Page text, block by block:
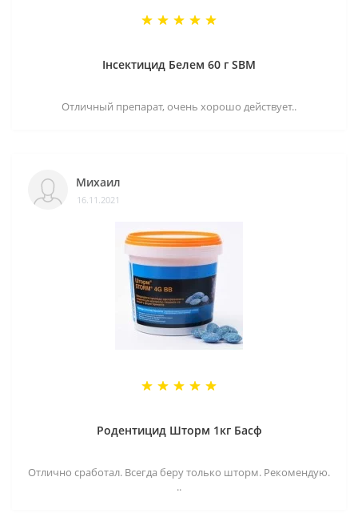
Інсектицид Белем 60 г SBM
Отличный препарат, очень хорошо действует..
Михаил
16.11.2021
Родентицид Шторм 1кг Басф
Отлично сработал. Всегда беру только шторм. Рекомендую.
..